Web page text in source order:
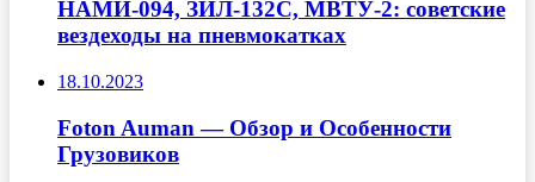
НАМИ-094, ЗИЛ-132С, МВТУ-2: советские
вездеходы на пневмокатках
18.10.2023
Foton Auman — Обзор и Особенности
Грузовиков